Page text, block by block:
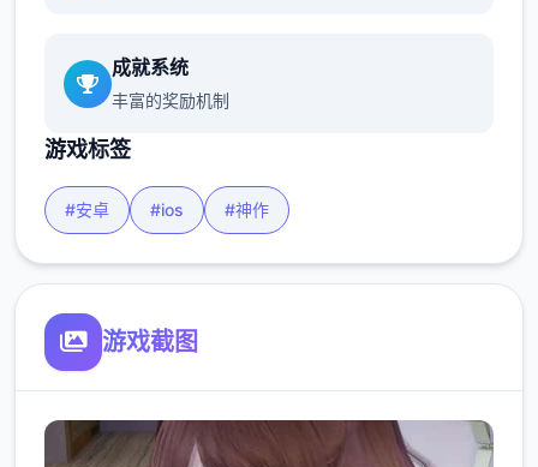
成就系统
丰富的奖励机制
游戏标签
#安卓 #ios #神作
游戏截图